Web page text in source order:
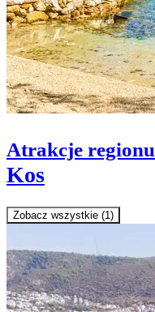
Atrakcje regionu
Kos
Zobacz wszystkie (1)